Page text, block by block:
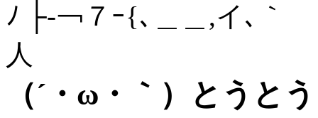
ﾉ ├‐￢７ｰ{､＿＿,イ
人
（´・ω・｀）とうと